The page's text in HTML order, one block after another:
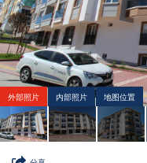
外部照片 内部照片 地图位置